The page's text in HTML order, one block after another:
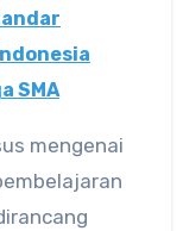
SMA
mengenai